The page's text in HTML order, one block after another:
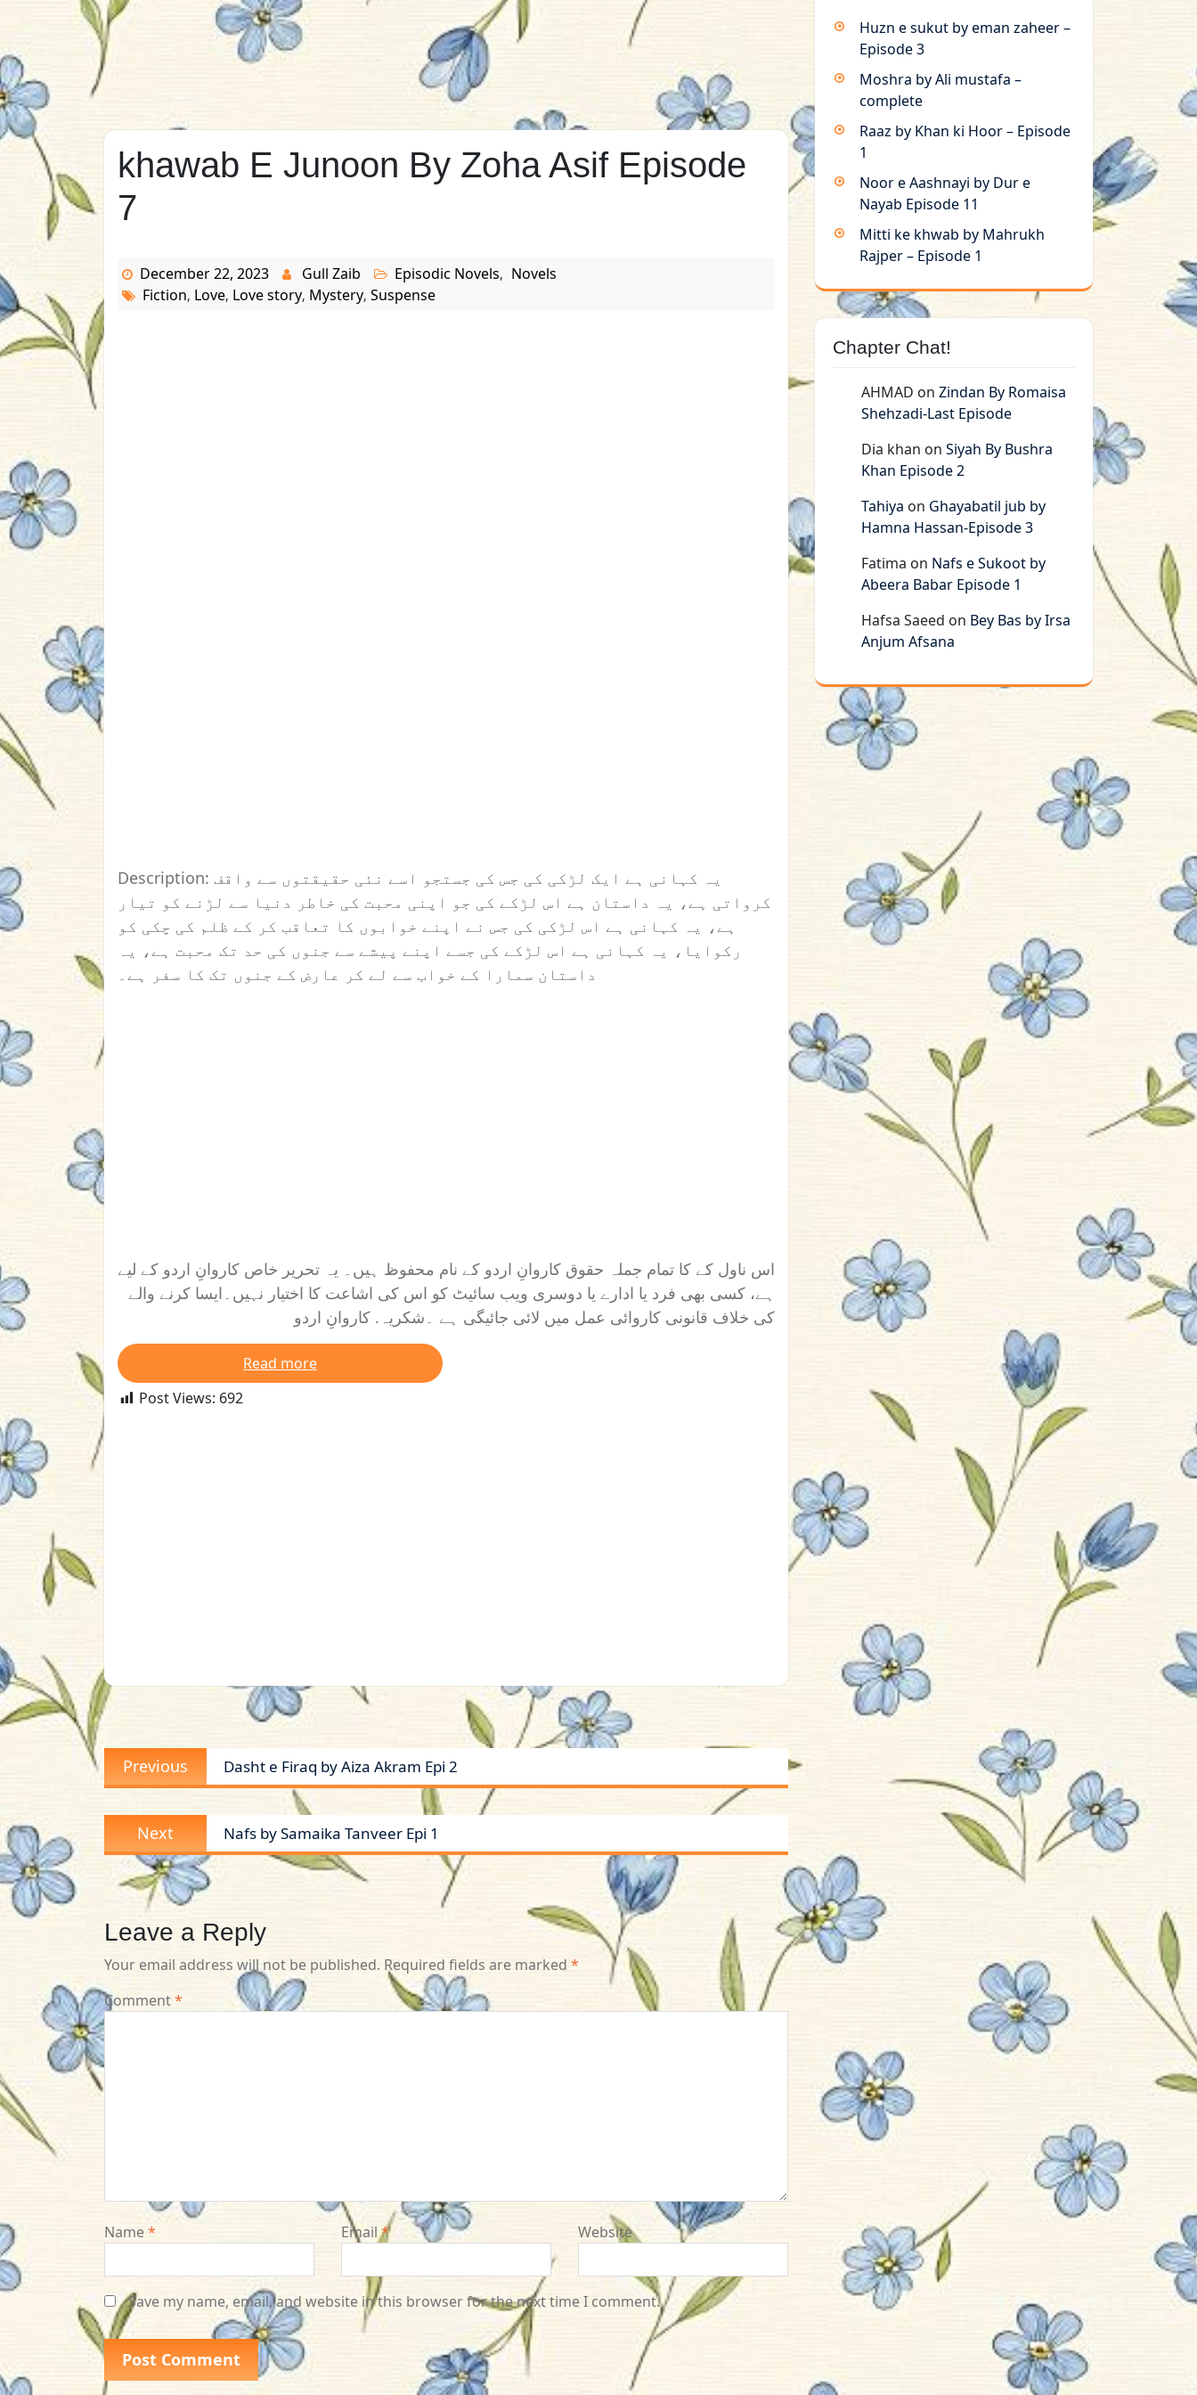
khawab E Junoon By Zoha Asif Episode
7
December 22, 2023 Gull Zaib Episodic Novels, Novels
Fiction, Love, Love story, Mystery, Suspense
Description: یہ کہانی ہے ایک لڑکی کی جس کی جستجو اسے نئی حقیقتوں سے واقف
کرواتی ہے، یہ داستان ہے اس لڑکے کی جو اپنی محبت کی خاطر دنیا سے لڑنے کو تیار
ہے، یہ کہانی ہے اس لڑکی کی جس نے اپنے خوابوں کا تعاقب کر کے ظلم کی چکی کو
رکوایا، یہ کہانی ہے اس لڑکے کی جسے اپنے پیشے سے جنوں کی حد تک محبت ہے، یہ
داستان سمارا کے خواب سے لے کر عارض کے جنوں تک کا سفر ہے۔
اس ناول کے کا تمام جملہ حقوق کاروانِ اردو کے نام محفوظ ہیں۔ یہ تحریر خاص کاروانِ اردو کے لیے
ہے، کسی بھی فرد یا ادارے یا دوسری ویب سائیٹ کو اس کی اشاعت کا اختیار نہیں۔ایسا کرنے والے
کی خلاف قانونی کاروائی عمل میں لائی جائیگی ہے ۔شکریہ. کاروانِ اردو
Read more
Post Views: 692
Post
navigation
Previous
Previous
post:
Dasht e Firaq by Aiza Akram Epi 2
Next
Next
post:
Nafs by Samaika Tanveer Epi 1
Leave a Reply
Your email address will not be published. Required fields are marked *
Comment*
Name* Email* Website
Save my name, email, and website in this browser for the next time I comment.
Huzn e sukut by eman zaheer –
Episode 3
Moshra by Ali mustafa –
complete
Raaz by Khan ki Hoor – Episode
1
Noor e Aashnayi by Dur e
Nayab Episode 11
Mitti ke khwab by Mahrukh
Rajper – Episode 1
Chapter Chat!
AHMAD on Zindan By Romaisa
Shehzadi-Last Episode
Dia khan on Siyah By Bushra
Khan Episode 2
Tahiya on Ghayabatil jub by
Hamna Hassan-Episode 3
Fatima on Nafs e Sukoot by
Abeera Babar Episode 1
Hafsa Saeed on Bey Bas by Irsa
Anjum Afsana